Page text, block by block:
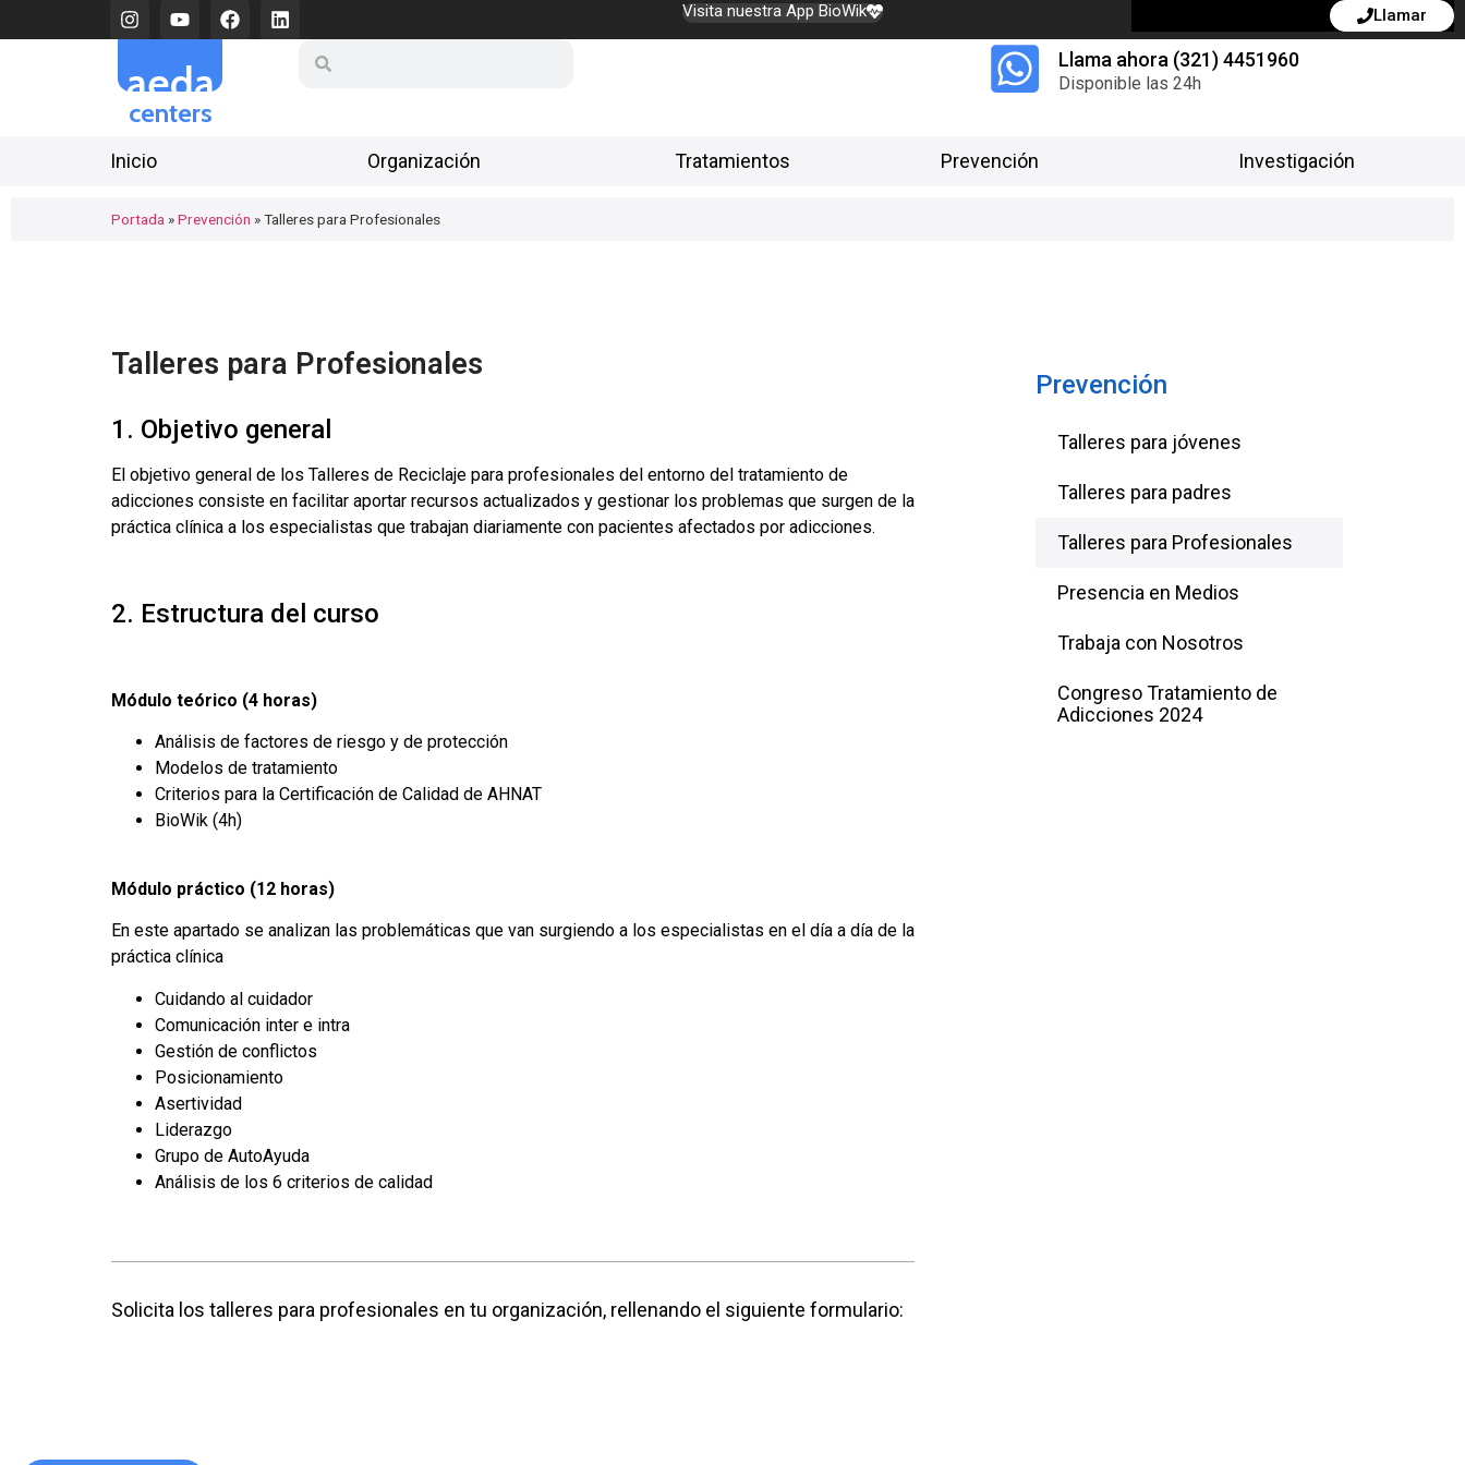
Visita nuestra App BioWik Llamar
aeda
centers
Llama ahora (321) 4451960
Disponible las 24h
Inicio Organización Tratamientos Prevención Investigación
Portada »Prevención »Talleres para Profesionales
Talleres para Profesionales
1. Objetivo general
El objetivo general de los Talleres de Reciclaje para profesionales del entorno del tratamiento de
adicciones consiste en facilitar aportar recursos actualizados y gestionar los problemas que surgen de la
práctica clínica a los especialistas que trabajan diariamente con pacientes afectados por adicciones.
2. Estructura del curso
Módulo teórico (4 horas)
Análisis de factores de riesgo y de protección
Modelos de tratamiento
Criterios para la Certificación de Calidad de AHNAT
BioWik (4h)
Módulo práctico (12 horas)
En este apartado se analizan las problemáticas que van surgiendo a los especialistas en el día a día de la
práctica clínica
Cuidando al cuidador
Comunicación inter e intra
Gestión de conflictos
Posicionamiento
Asertividad
Liderazgo
Grupo de AutoAyuda
Análisis de los 6 criterios de calidad
Solicita los talleres para profesionales en tu organización, rellenando el siguiente formulario:
Prevención
Talleres para jóvenes
Talleres para padres
Talleres para Profesionales
Presencia en Medios
Trabaja con Nosotros
Congreso Tratamiento de
Adicciones 2024